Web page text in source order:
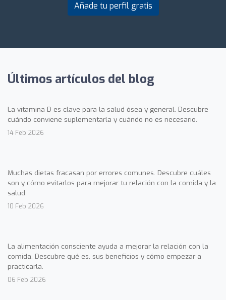
Añade tu perfil gratis
Últimos artículos del blog
La vitamina D es clave para la salud ósea y general. Descubre
cuándo conviene suplementarla y cuándo no es necesario.
14 Feb 2026
Muchas dietas fracasan por errores comunes. Descubre cuáles
son y cómo evitarlos para mejorar tu relación con la comida y la
salud.
10 Feb 2026
La alimentación consciente ayuda a mejorar la relación con la
comida. Descubre qué es, sus beneficios y cómo empezar a
practicarla.
06 Feb 2026